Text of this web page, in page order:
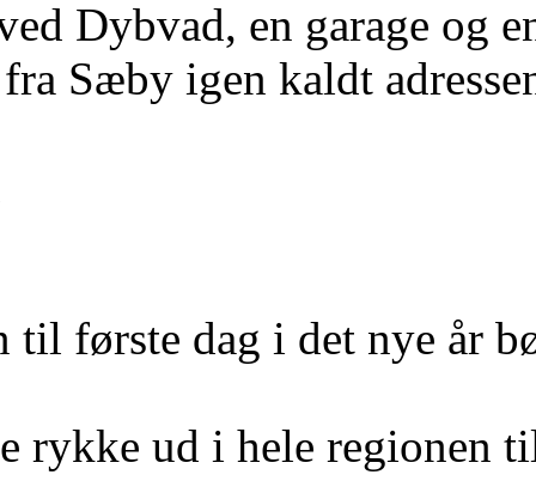
Dybvad, en garage og
Sæby igen kaldt
til første dag i det nye år
rykke ud i hele regionen